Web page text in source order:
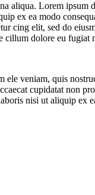
aliqua. Lorem ipsum
ex ea modo
cing elit, sed do
dolore eu fugiat
veniam, quis
cupidatat non
nisi ut aliquip ex